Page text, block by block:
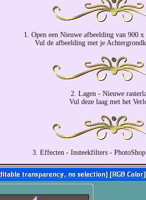
1. Open een Nieuwe afbeelding van 900
Vul de afbeelding met je
2. Lagen - Nieuwe
Vul deze laag met het
3. Effecten - Insteekfilters -